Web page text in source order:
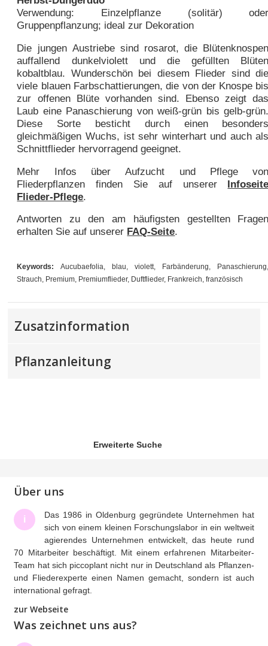
Verwendung: Einzelpflanze (solitär)
Gruppenpflanzung; ideal zur Dekoration
Die jungen Austriebe sind rosarot, die
auffallend dunkelviolett und die gefüllten
kobaltblau. Wunderschön bei diesem Flieder sind
viele blauen Farbschattierungen, die von der Knospe
zur offenen Blüte vorhanden sind. Ebenso zeigt
Laub eine Panaschierung von weiß-grün bis gelb-
Diese Sorte besticht durch einen
gleichmäßigen Wuchs, ist sehr winterhart und auch
Schnittflieder hervorragend geeignet.
Mehr Infos über Aufzucht und Pflege
Fliederpflanzen finden Sie auf unserer
Flieder-Pflege.
Antworten zu den am häufigsten gestellten
erhalten Sie auf unserer FAQ-Seite.
Keywords:
Aucubaefolia, blau, violett, Farbänderung,
Strauch, Premium, Premiumflieder, Duftflieder, Frankreich, französisch
Zusatzinformation
Pflanzanleitung
Erweiterte Suche
Über uns
i
Das 1986 in Oldenburg gegründete Unternehmen hat
sich von einem kleinen Forschungslabor in ein weltweit
agierendes Unternehmen entwickelt, das heute rund
70 Mitarbeiter beschäftigt. Mit einem erfahrenen Mitarbeiter-
Team hat sich piccoplant nicht nur in Deutschland als Pflanzen-
und Fliederexperte einen Namen gemacht, sondern ist auch
international gefragt.
zur Webseite
Was zeichnet uns aus?